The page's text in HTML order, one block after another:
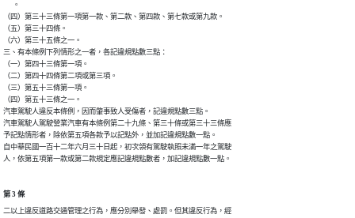
      。
（四）第三十三條第一項第一款、第二款、第四款、第七款或第九款。
（五）第三十四條。
（六）第三十五條之一。
三、有本條例下列情形之一者，各記違規點數三點：
（一）第四十三條第一項。
（二）第四十四條第二項或第三項。
（三）第五十三條第一項。
（四）第五十三條之一。
汽車駕駛人違反本條例，因而肇事致人受傷者，記違規點數三點。
汽車駕駛人駕駛營業汽車有本條例第二十九條、第三十條或第三十三條應
予記點情形者，除依第五項各款予以記點外，並加記違規點數一點。
自中華民國一百十二年六月三十日起，初次領有駕駛執照未滿一年之駕駛
人，依第五項第一款或第二款規定應記違規點數者，加記違規點數一點。
第 3 條
二以上違反道路交通管理之行為，應分別舉發、處罰。但其違反行為，經